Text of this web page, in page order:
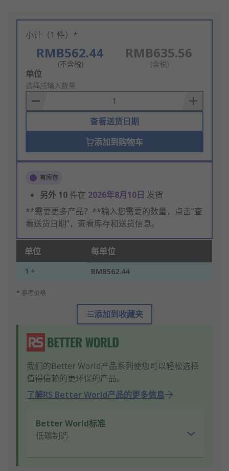
小计（1 件）*
RMB562.44
(不含税)
RMB635.56
(含税)
Add
to
Basket
单位
选择或输入数量
查看送货日期
添加到购物车
有库存
另外 10 件在 2026年8月10日 发货
**需要更多产品？**输入您需要的数量，点击“查
看送货日期”，查看库存和送货信息。
单位 每单位
1 + RMB562.44
* 参考价格
添加到收藏夹
我们的Better World产品系列使您可以轻松选择
值得信赖的更环保的产品。
了解RS Better World产品的更多信息
Better World标准
低碳制造